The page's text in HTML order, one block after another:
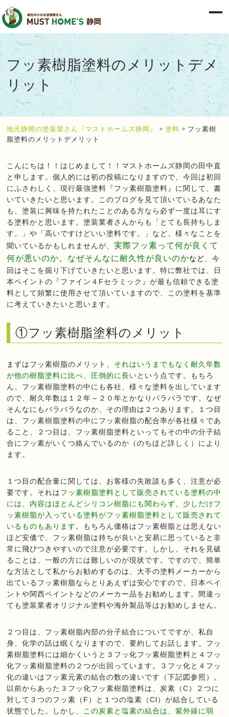
フッ素樹脂塗料のメリットデメ
リット
地元静岡の塗装屋さん『マストホームズ静岡』 >塗料 > フッ素樹
脂塗料のメリットデメリット
こんにちは！！はじめまして！！マストホームズ静岡の田中直
と申します。個人的には初の投稿になりますので、今回は初回
にふさわしく、現行最強塗料『フッ素樹脂塗料』に関して、書
いていきたいと思います。このブログを見て頂いているあなた
も、塗装に興味を持たれたことのある方なら必ず一度は耳にす
る塗料かと思います。塗装業者さんからも「とても長持ちしま
す。」や「高いですけどいい塗料です。」など、様々なことを
聞いているかもしれませんが、実際フッ素って何が良くて
何が悪いのか。なぜそんなに耐久性が良いのかなど 、今
回はそこを掘り下げていきたいと思います。特に弊社では、日
本ペイントの『ファイン４Fセラミック』が最も信頼できる塗
料として頻繁に使用させて頂いていますので、この塗料を基準
に考えていきたいと思います。
①フッ素樹脂塗料のメリット
まずはフッ素樹脂のメリット、 それはいうまでもなく耐久年数
が他の樹脂塗料に比べ、圧倒的に長いという点です。もちろ
ん、フッ素樹脂塗料の中にも各社、様々な塗料を出しています
ので、耐久年数は１２年～２０年とかなりバラバラです。なぜ
そんなにもバラバラなのか、その理由は２つあります。１つ目
は、フッ素樹脂塗料の中にフッ素樹脂の配合率が各社様々であ
ること、２つ目は、フッ素樹脂塗料といってもその中の分子結
合にフッ素がいくつ絡んでいるのか（のちほど詳しく）により
ます。
１つ目の配合量に関しては、お客様の失敗談も多く、注意が必
要です。それはフッ素樹脂塗料として販売されている塗料の中
には、内容はほとんどシリコン樹脂にも関わらず、少しだけフ
ッ素樹脂が入っている塗料がフッ素樹脂塗料として販売されて
いるものもあります 。もちろん価格はフッ素樹脂とは思えない
ほど安価で、フッ素樹脂は持ちが良いと安易に思っていると非
常に飛びつきやすいので注意が必要です。しかし、それを見破
ることは、一般の方には難しいのが現状です。ですので、簡単
な方法として私からお勧めするのは、大手の塗料メーカーから
出ているフッ素樹脂ならとりあえずは安心ですので、日本ペイ
ントや関西ペイントなどのメーカー品をお勧めします。間違っ
ても塗装業者オリジナル塗料や海外製品等はお勧めしません。
２つ目は、フッ素樹脂内部の分子結合についてですが、私自
身、化学の話は眠くなりますので、要約してお話します。フッ
素樹脂塗料には細かくいうと３フッ化フッ素樹脂塗料と４フッ
化フッ素樹脂塗料の２つが出回っています。３フッ化と４フッ
化の違いはフッ素元素の結合の数の違いです（下記図参照）。
以前からあった３フッ化フッ素樹脂塗料は、炭素（C）２つに
対して３つのフッ素（F）と１つの塩素（Cl）が結合している
状態でした。しかし、 この炭素と塩素の結合は、紫外線に弱